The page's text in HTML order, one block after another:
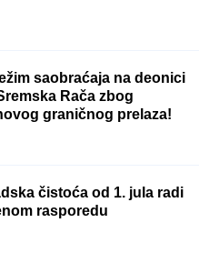
saobraćaja na deonici
Rača zbog
graničnog prelaza!
čistoća od 1. jula radi
rasporedu